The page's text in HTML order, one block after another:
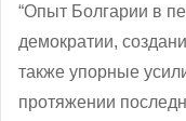
“Опыт Болгарии в
демократии,
также упорные
протяжении